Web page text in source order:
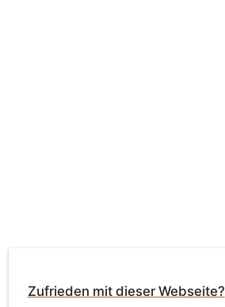
Zufrieden mit dieser Webseite?